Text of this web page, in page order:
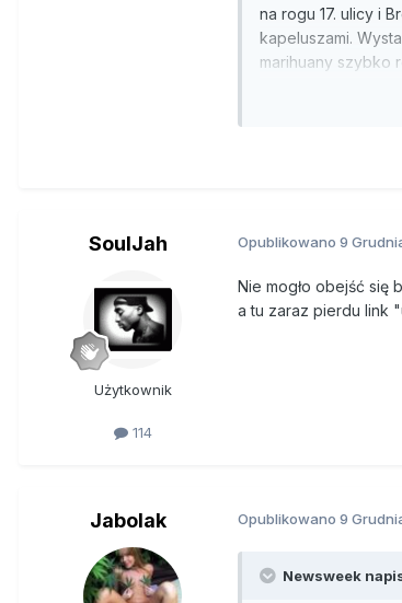
na rogu 17. ulicy i
kapeluszami.
marihuany szybko
Uczelnia
uczą się
prowadzone z
Oaksterdam to
Obamą
SoulJah
Użytkownik
114
Opublikowano 9
Nie mogło obejść się
a tu zaraz pierdu link
Jabolak Opublikowano 9
Newsweek